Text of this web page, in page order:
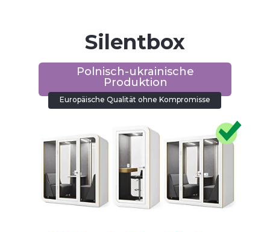
Polnisch-ukrainische
Produktion
Europäische Qualität ohne Kompromisse
Silentbox